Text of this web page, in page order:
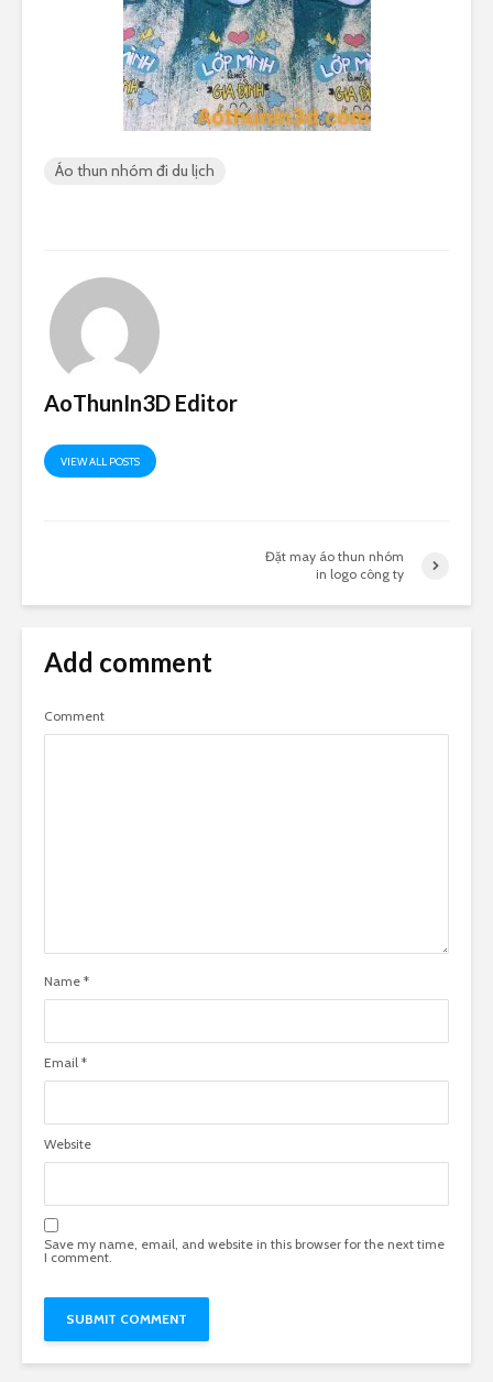
Áo thun nhóm đi du lịch
AoThunIn3D Editor
VIEW ALL POSTS
Đặt may áo thun nhóm
in logo công ty
Add comment
Comment
Name *
Email *
Website
Save my name, email, and website in this browser for the next time
I comment.